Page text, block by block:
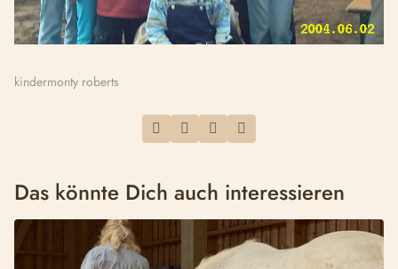
kindermonty roberts
Das könnte Dich auch interessieren